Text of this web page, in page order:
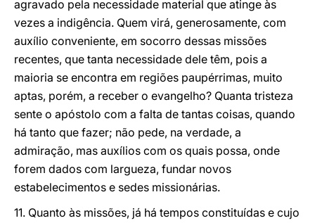
agravado pela necessidade material que atinge às
vezes a indigência. Quem virá, generosamente, com
auxílio conveniente, em socorro dessas missões
recentes, que tanta necessidade dele têm, pois a
maioria se encontra em regiões paupérrimas, muito
aptas, porém, a receber o evangelho? Quanta tristeza
sente o apóstolo com a falta de tantas coisas, quando
há tanto que fazer; não pede, na verdade, a
admiração, mas auxílios com os quais possa, onde
forem dados com largueza, fundar novos
estabelecimentos e sedes missionárias.
11. Quanto às missões, já há tempos constituídas e cujo